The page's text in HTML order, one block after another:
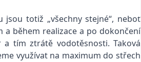
totiž „všechny stejné“, neboť
a během realizace a po dokončení
tím ztrátě vodotěsnosti. Taková
využívat na maximum do střech